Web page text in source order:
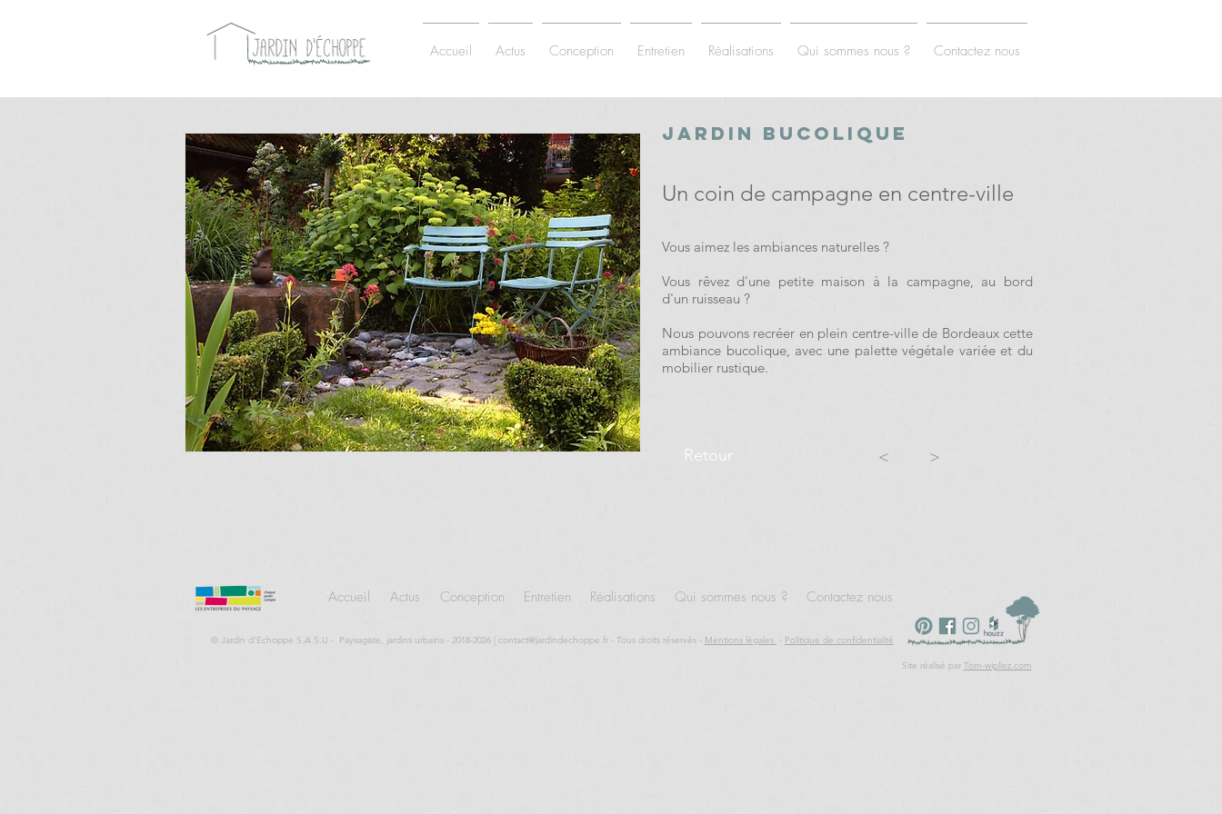
Accueil Actus Conception Entretien Réalisations Qui sommes nous ? Contactez nous
Jardin Bucolique
Un coin de campagne en centre-ville
Vous aimez les ambiances naturelles ?
Vous rêvez d'une petite maison à la campagne, au bord
d'un ruisseau ?
Nous pouvons recréer en plein centre-ville de Bordeaux cette
ambiance bucolique, avec une palette végétale variée et du
mobilier rustique.
Retour < >
Accueil Actus Conception Entretien Réalisations Qui sommes nous ? Contactez nous
© Jardin d'Echoppe S.A.S.U - Paysagiste, jardins urbains - 2018-2026 | contact@jardindechoppe.fr - Tous droits réservés - Mentions légales - Politique de confidentialité
Site réalisé par Tom-wipliez.com